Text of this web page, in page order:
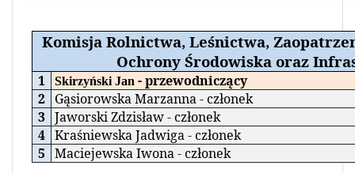
Komisja Rolnictwa, Leśnictwa,
Ochrony Środowiska oraz
1 Skirzyński Jan - przewodniczący
2
Gąsiorowska Marzanna - członek
3 Jaworski Zdzisław - członek
4 Kraśniewska Jadwiga - członek
5
Maciejewska Iwona - członek